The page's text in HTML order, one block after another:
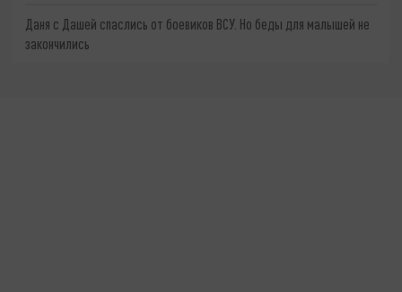
Даня с Дашей спаслись от боевиков ВСУ. Но беды для малышей не
закончились